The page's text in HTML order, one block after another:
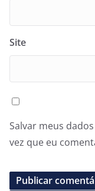
Site
Salvar meus
vez que eu